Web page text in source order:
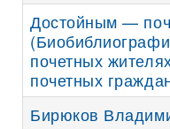
Достойным —
почетных
почетных
Бирюков